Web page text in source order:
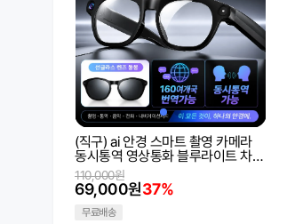
(직구) ai 안경 스마트 촬영 카메라
동시통역 영상통화 블루라이트 차단
클리어 렌즈 선글라스 렌즈
69,000원37%
110,000원
무료배송